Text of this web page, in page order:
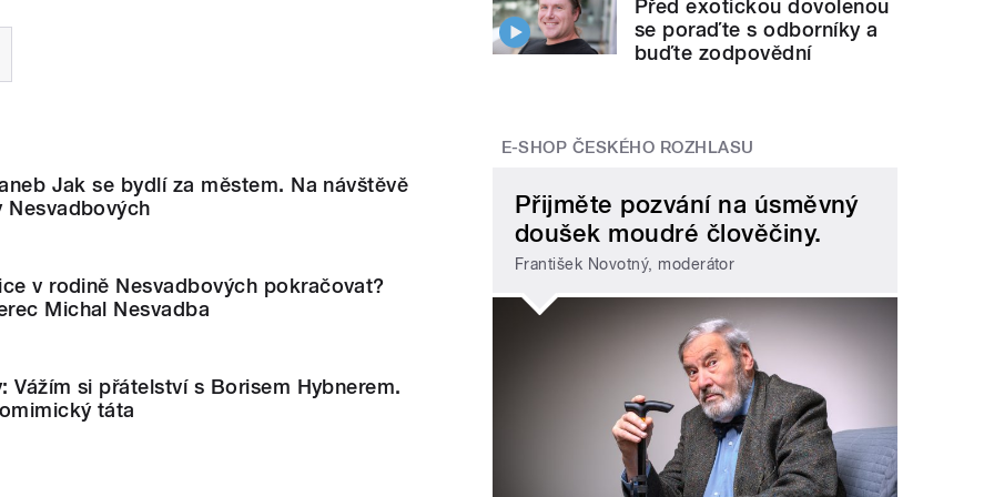
Jak se bydlí za městem. Na návštěvě
Nesvadbových
v rodině Nesvadbových pokračovat?
Michal Nesvadba
Vážím si přátelství s Borisem Hybnerem.
táta
Před exotickou dovolenou
se poraďte s odborníky a
buďte zodpovědní
E-SHOP ČESKÉHO ROZHLASU
Přijměte pozvání na úsměvný
doušek moudré člověčiny.
František Novotný, moderátor